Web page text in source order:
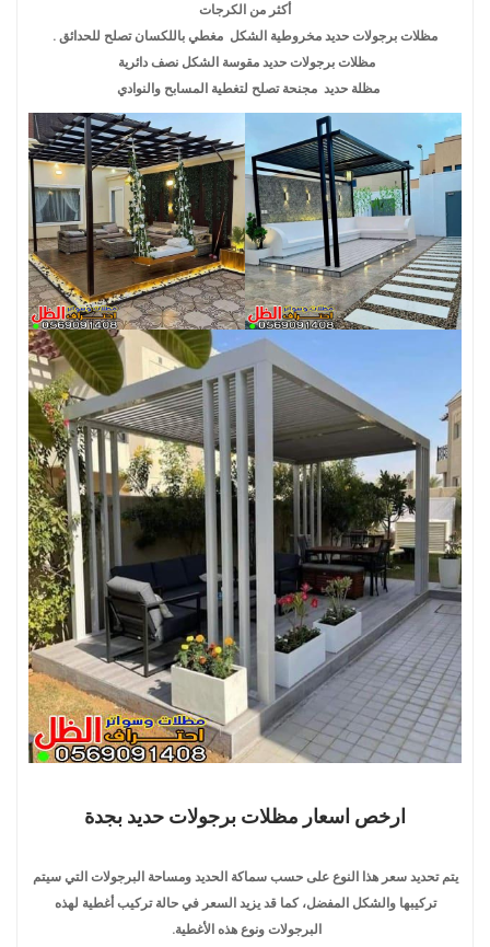
أكثر من الكرجات
مظلات برجولات حديد مخروطية الشكل مغطي باللكسان تصلح للحدائق .
مظلات برجولات حديد مقوسة الشكل نصف دائرية
مظلة حديد مجنحة تصلح لتغطية المسابح والنوادي
ارخص اسعار مظلات برجولات حديد بجدة
يتم تحديد سعر هذا النوع على حسب سماكة الحديد ومساحة البرجولات التي سيتم
تركيبها والشكل المفضل، كما قد يزيد السعر في حالة تركيب أغطية لهذه
البرجولات ونوع هذه الأغطية.